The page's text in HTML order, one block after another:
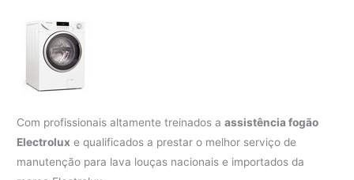
Com profissionais altamente treinados aassistência fogão
Electrolux e qualificados a prestar o melhor serviço de
manutenção para lava louças nacionais e importados da